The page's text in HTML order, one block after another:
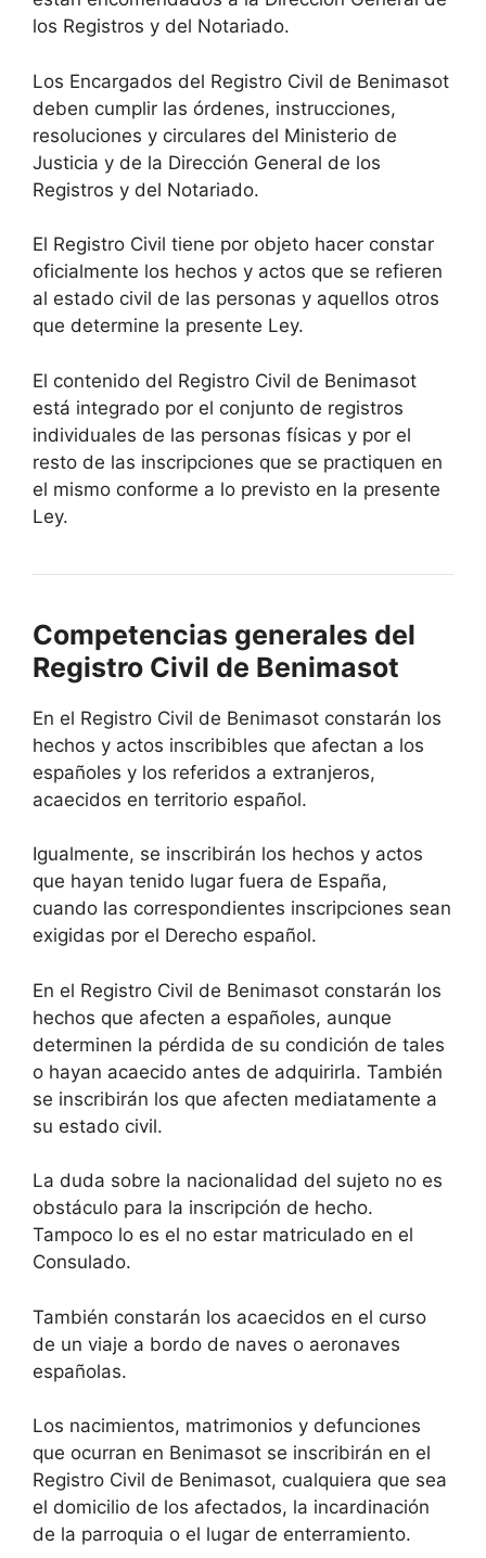
los Registros y del Notariado.
Los Encargados del Registro Civil de Benimasot
deben cumplir las órdenes, instrucciones,
resoluciones y circulares del Ministerio de
Justicia y de la Dirección General de los
Registros y del Notariado.
El Registro Civil tiene por objeto hacer constar
oficialmente los hechos y actos que se refieren
al estado civil de las personas y aquellos otros
que determine la presente Ley.
El contenido del Registro Civil de Benimasot
está integrado por el conjunto de registros
individuales de las personas físicas y por el
resto de las inscripciones que se practiquen en
el mismo conforme a lo previsto en la presente
Ley.
Competencias generales del
Registro Civil de Benimasot
En el Registro Civil de Benimasot constarán los
hechos y actos inscribibles que afectan a los
españoles y los referidos a extranjeros,
acaecidos en territorio español.
Igualmente, se inscribirán los hechos y actos
que hayan tenido lugar fuera de España,
cuando las correspondientes inscripciones sean
exigidas por el Derecho español.
En el Registro Civil de Benimasot constarán los
hechos que afecten a españoles, aunque
determinen la pérdida de su condición de tales
o hayan acaecido antes de adquirirla. También
se inscribirán los que afecten mediatamente a
su estado civil.
La duda sobre la nacionalidad del sujeto no es
obstáculo para la inscripción de hecho.
Tampoco lo es el no estar matriculado en el
Consulado.
También constarán los acaecidos en el curso
de un viaje a bordo de naves o aeronaves
españolas.
Los nacimientos, matrimonios y defunciones
que ocurran en Benimasot se inscribirán en el
Registro Civil de Benimasot, cualquiera que sea
el domicilio de los afectados, la incardinación
de la parroquia o el lugar de enterramiento.